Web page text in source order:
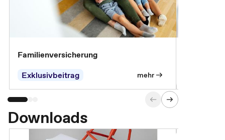
Familienversicherung
Exklusivbeitrag
mehr
Downloads